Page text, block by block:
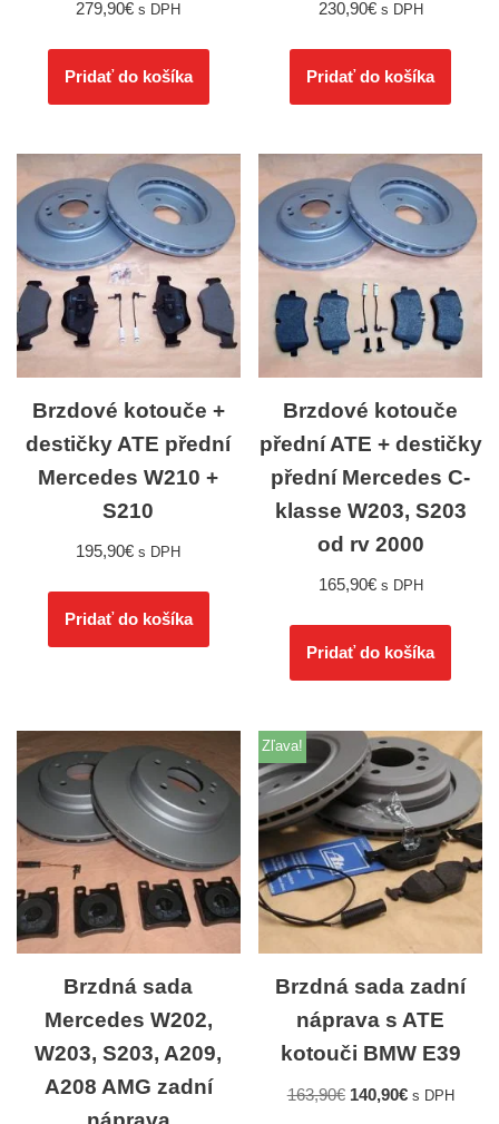
279,90€ s DPH
Pridať do košíka
230,90€ s DPH
Pridať do košíka
Brzdové kotouče +
destičky ATE přední
Mercedes W210 +
S210
195,90€ s DPH
Pridať do košíka
Brzdové kotouče
přední ATE + destičky
přední Mercedes C-
klasse W203, S203
od rv 2000
165,90€ s DPH
Pridať do košíka
Brzdná sada
Mercedes W202,
W203, S203, A209,
A208 AMG zadní
Zľava!
Brzdná sada zadní
náprava s ATE
kotouči BMW E39
163,90€ 140,90€ s DPH